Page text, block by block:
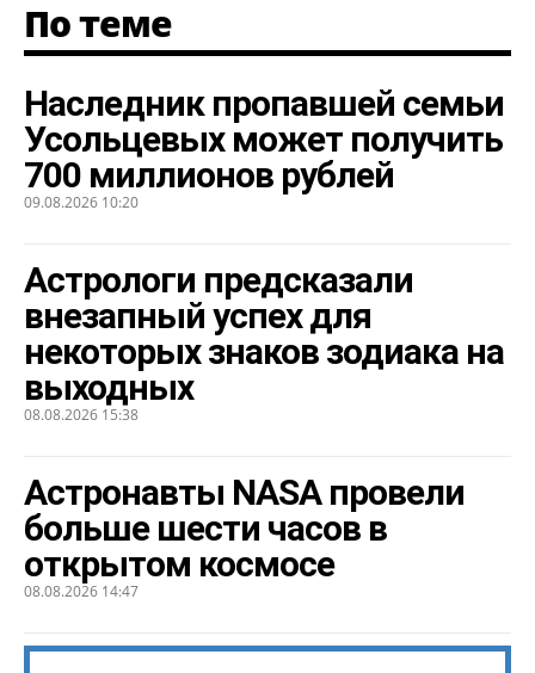
По теме
Наследник пропавшей семьи
Усольцевых может получить
700 миллионов рублей
09.08.2026 10:20
Астрологи предсказали
внезапный успех для
некоторых знаков зодиака на
выходных
08.08.2026 15:38
Астронавты NASA провели
больше шести часов в
открытом космосе
08.08.2026 14:47